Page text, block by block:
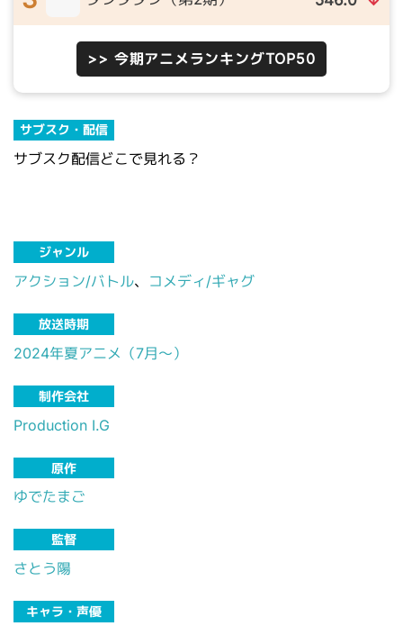
>> 今期アニメランキングTOP50
サブスク・配信
サブスク配信どこで見れる？
ジャンル
アクション/バトル、 コメディ/ギャグ
放送時期
2024年夏アニメ（7月～）
制作会社
Production I.G
原作
ゆでたまご
監督
さとう陽
キャラ・声優